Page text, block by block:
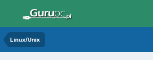
Linux/Unix